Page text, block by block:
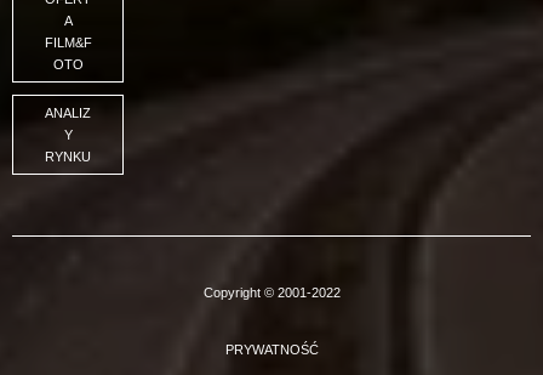
A
FILM&F
OTO
ANALIZ
Y
RYNKU
Copyright © 2001-2022
PRYWATNOŚĆ